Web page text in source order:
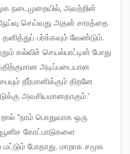
நடைமுறையில், அவற்றின்
செய்வது அதன் சாரத்தை
பர்க்கவும் வேண்டும்.
கல்விச் செயல்பாட்டின் போது
அடிப்படையான
தீர்மானிக்கும் திறனே
அவசியமானதாகும்.’
கோட்பாடுகளை
போதாது. மாறாக சமூக